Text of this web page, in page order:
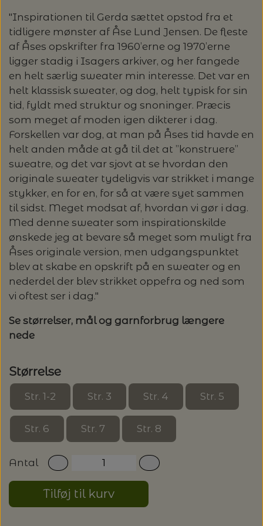
PASCUALI: NEPAL - SPAR 20%
PASCULI: SUAVE - SPAR 20%
POMP STITCH - BRODERI - SPAR 30-35%
PÅ ALLE KITS
SPAR 40% - GLERUPS STØVLER BØRN (STR.
19 - 23)
PERMIN: SPAR 30% PÅ ALLE
JULEBRODERIER
BALDYRE: UDVALGTE BRODERIER - SPAR
20%
LANG YARNS
MONDIAL
PASCUALI
RAUMA GARN
PERMIN
SOMMERGARN
LENE HOLME SAMSØE - LEKNIT
MY FAVOURITE THINGS KNITWEAR
ODD ROW
OTHER LOOPS
PETITEKNIT
RAUMA
SUSIE HAUMANN
MASKESTOPPERE
MASKEWIRES
MÅLEBÅND / PINDEMÅLERE
OPSKRIFTHOLDER FRA KNITPRO -
MAGMA
SAKSE
STRIKKE- OG SYNÅLE
SYTRÅD
TRYKLÅSE
"Inspirationen til Gerda sættet opstod fra et
tidligere mønster af Åse Lund Jensen. De fleste
af Åses opskrifter fra 1960’erne og 1970’erne
ligger stadig i Isagers arkiver, og her fangede
en helt særlig sweater min interesse. Det var en
helt klassisk sweater, og dog, helt typisk for sin
tid, fyldt med struktur og snoninger. Præcis
som meget af moden igen dikterer i dag.
Forskellen var dog, at man på Åses tid havde en
helt anden måde at gå til det at ”konstruere”
sweatre, og det var sjovt at se hvordan den
originale sweater tydeligvis var strikket i mange
stykker, en for en, for så at være syet sammen
til sidst. Meget modsat af, hvordan vi gør i dag.
Med denne sweater som inspirationskilde
ønskede jeg at bevare så meget som muligt fra
Åses originale version, men udgangspunktet
blev at skabe en opskrift på en sweater og en
nederdel der blev strikket oppefra og ned som
vi oftest ser i dag."
Se størrelser, mål og garnforbrug længere
nede
Størrelse
Str. 1-2 Str. 3 Str. 4 Str. 5
Str. 6 Str. 7 Str. 8
Antal
Tilføj til kurv